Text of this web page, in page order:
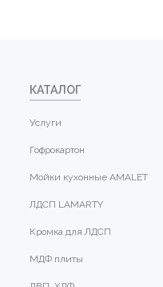
КАТАЛОГ
Услуги
Гофрокартон
Мойки кухонные AMALET
ЛДСП LAMARTY
Кромка для ЛДСП
МДФ плиты